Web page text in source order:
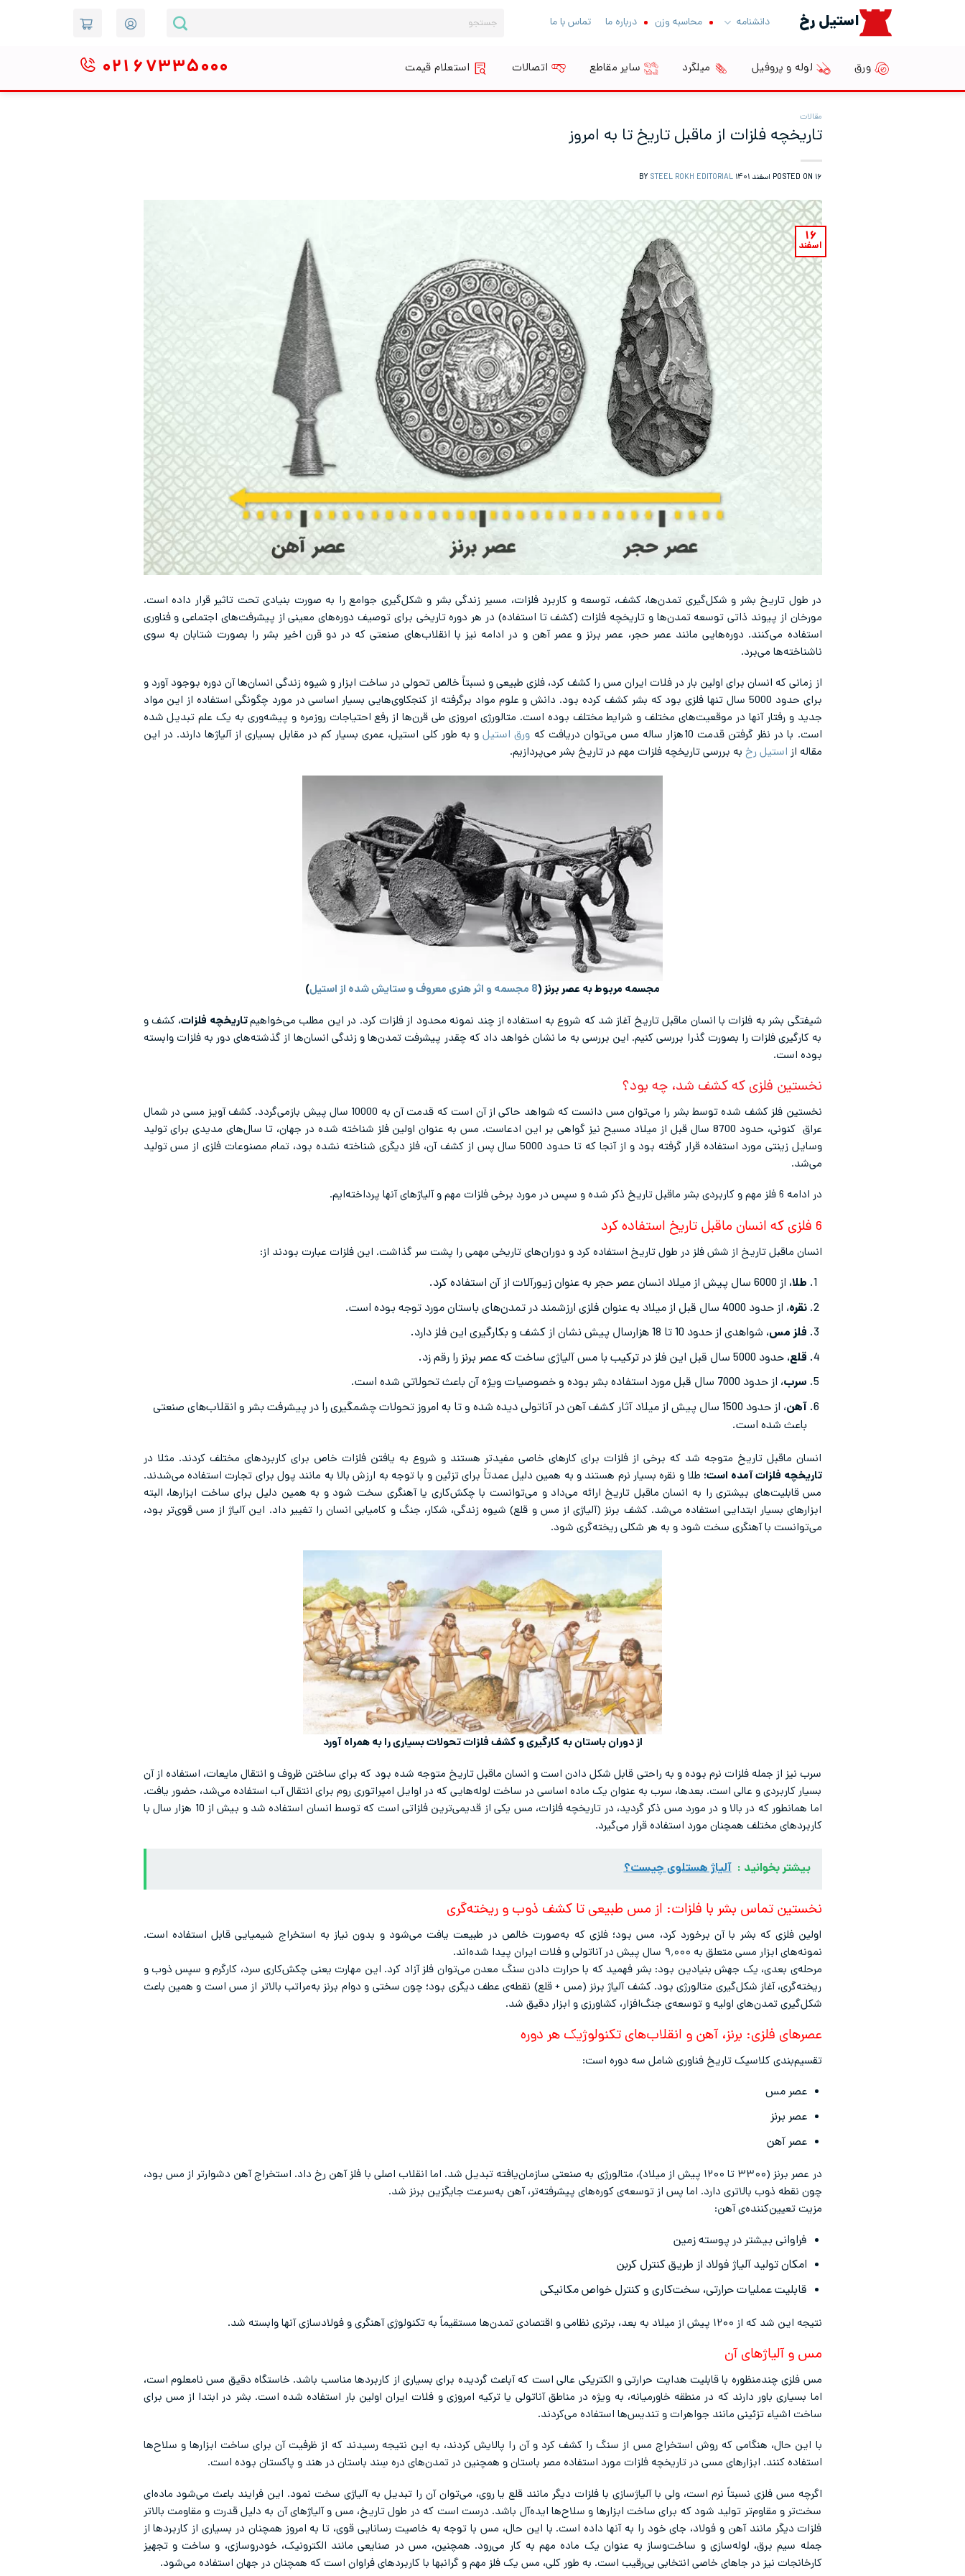
استیل رخ دانشنامه محاسبه وزن درباره ما تماس با ما
برای:
ورق لوله و پروفیل میلگرد سایر مقاطع اتصالات استعلام قیمت ۰۲۱ ۶۷۳۳۵۰۰۰
مقالات
تاریخچه فلزات از ماقبل تاریخ تا به امروز
POSTED ON ۱۶ اسفند ۱۴۰۱ BY
STEEL ROKH EDITORIAL
۱۶
اسفند
در طول تاریخ بشر و شکل‌گیری تمدن‌ها، کشف، توسعه و کاربرد فلزات، مسیر زندگی بشر و شکل‌گیری جوامع را به صورت بنیادی تحت تاثیر قرار داده است.
مورخان از پیوند ذاتی توسعه تمدن‌ها و تاریخچه فلزات (کشف تا استفاده) در هر دوره تاریخی برای توصیف دوره‌های معینی از پیشرفت‌های اجتماعی و فناوری
استفاده می‌کنند. دوره‌هایی مانند عصر حجر، عصر برنز و عصر آهن و در ادامه نیز با انقلاب‌های صنعتی که در دو قرن اخیر بشر را بصورت شتابان به سوی
ناشناخته‌ها می‌برد.
از زمانی که انسان برای اولین بار در فلات ایران مس را کشف کرد، فلزی طبیعی و نسبتاً خالص تحولی در ساخت ابزار و شیوه زندگی انسان‌ها آن دوره بوجود آورد و
برای حدود 5000 سال تنها فلزی بود که بشر کشف کرده بود. دانش و علوم مواد برگرفته از کنجکاوی‌هایی بسیار اساسی در مورد چگونگی استفاده از این مواد
جدید و رفتار آنها در موقعیت‌های مختلف و شرایط مختلف بوده است. متالورژی امروزی طی قرن‌ها از رفع احتیاجات روزمره و پیشه‌وری به یک علم تبدیل شده
است. با در نظر گرفتن قدمت 10هزار ساله مس می‌توان دریافت که
ورق استیلو به طور کلی استیل، عمری بسیار کم در مقابل بسیاری از آلیاژها دارند. در این
مقاله از استیل رخ به بررسی تاریخچه فلزات مهم در تاریخ بشر می‌پردازیم.
مجسمه مربوط به عصر برنز (8 مجسمه و اثر هنری معروف و ستایش شده از استیل
)
شیفتگی بشر به فلزات با انسان ماقبل تاریخ آغاز شد که شروع به استفاده از چند نمونه محدود از فلزات کرد. در این مطلب می‌خواهیمتاریخچه فلزات، کشف و
به کارگیری فلزات را بصورت گذرا بررسی کنیم. این بررسی به ما نشان خواهد داد که چقدر پیشرفت تمدن‌ها و زندگی انسان‌ها از گذشته‌های دور به فلزات وابسته
بوده است.
نخستین فلزی که کشف شد، چه بود؟
نخستین فلز کشف شده توسط بشر را می‌توان مس دانست که شواهد حاکی از آن است که قدمت آن به 10000 سال پیش بازمی‌گردد. کشف آویز مسی در شمال
عراق کنونی، حدود 8700 سال قبل از میلاد مسیح نیز گواهی بر این ادعاست. مس به عنوان اولین فلز شناخته شده در جهان، تا سال‌های مدیدی برای تولید
وسایل زینتی مورد استفاده قرار گرفته بود و از آنجا که تا حدود 5000 سال پس از کشف آن، فلز دیگری شناخته نشده بود، تمام مصنوعات فلزی از مس تولید
می‌شد.
در ادامه 6 فلز مهم و کاربردی بشر ماقبل تاریخ ذکر شده و سپس در مورد برخی فلزات مهم و آلیاژهای آنها پرداخته‌ایم.
6 فلزی که انسان ماقبل تاریخ استفاده کرد
انسان ماقبل تاریخ از شش فلز در طول تاریخ استفاده کرد و دوران‌های تاریخی مهمی را پشت سر گذاشت. این فلزات عبارت بودند از:
طلا، از 6000 سال پیش از میلاد انسان عصر حجر به عنوان زیورآلات از آن استفاده کرد.
نقره، از حدود 4000 سال قبل از میلاد به عنوان فلزی ارزشمند در تمدن‌های باستان مورد توجه بوده است.
فلز مس، شواهدی از حدود 10 تا 18 هزارسال پیش نشان از کشف و بکارگیری این فلز دارد.
قلع، حدود 5000 سال قبل این فلز در ترکیب با مس آلیاژی ساخت که عصر برنز را رقم زد.
سرب، از حدود 7000 سال قبل مورد استفاده بشر بوده و خصوصیات ویژه آن باعث تحولاتی شده است.
آهن
، از حدود 1500 سال پیش از میلاد آثار کشف آهن در آناتولی دیده شده و تا به امروز تحولات چشمگیری را در پیشرفت بشر و انقلاب‌های صنعتی
باعث شده است.
انسان ماقبل تاریخ متوجه شد که برخی از فلزات برای کارهای خاصی مفیدتر هستند و شروع به یافتن فلزات خاص برای کاربردهای مختلف کردند. مثلا در
تاریخچه فلزات آمده است؛ طلا و نقره بسیار نرم هستند و به همین دلیل عمدتاً برای تزئین و با توجه به ارزش بالا به مانند پول برای تجارت استفاده می‌شدند.
مس قابلیت‌های بیشتری را به انسان ماقبل تاریخ ارائه می‌داد و می‌توانست با چکش‌کاری یا آهنگری سخت شود و به همین دلیل برای ساخت ابزارها، البته
ابزارهای بسیار ابتدایی استفاده می‌شد. کشف برنز (آلیاژی از مس و قلع) شیوه زندگی، شکار، جنگ و کامیابی انسان را تغییر داد. این آلیاژ از مس قوی‌تر بود،
می‌توانست با آهنگری سخت شود و به هر شکلی ریخته‌گری شود.
از دوران باستان به کارگیری و کشف فلزات تحولات بسیاری را به همراه آورد
سرب نیز از جمله فلزات نرم بوده و به راحتی قابل شکل دادن است و انسان ماقبل تاریخ متوجه شده بود که برای ساختن ظروف و انتقال مایعات، استفاده از آن
بسیار کاربردی و عالی است. بعدها، سرب به عنوان یک ماده اساسی در ساخت لوله‌هایی که در اوایل امپراتوری روم برای انتقال آب استفاده می‌شد، حضور یافت.
اما همانطور که در بالا و در مورد مس ذکر گردید، در تاریخچه فلزات، مس یکی از قدیمی‌ترین فلزاتی است که توسط انسان استفاده شد و بیش از 10 هزار سال با
کاربردهای مختلف همچنان مورد استفاده قرار می‌گیرد.
بیشتر بخوانید : آلیاژ هستلوی چیست؟
نخستین تماس بشر با فلزات: از مس طبیعی تا کشف ذوب و ریخته‌گری
اولین فلزی که بشر با آن برخورد کرد، مس بود؛ فلزی که به‌صورت خالص در طبیعت یافت می‌شود و بدون نیاز به استخراج شیمیایی قابل استفاده است.
نمونه‌های ابزار مسی متعلق به ۹٬۰۰۰ سال پیش در آناتولی و فلات ایران پیدا شده‌اند.
مرحله‌ی بعدی، یک جهش بنیادین بود: بشر فهمید که با حرارت دادن سنگ معدن می‌توان فلز آزاد کرد. این مهارت یعنی چکش‌کاری سرد، کارگرم و سپس ذوب و
ریخته‌گری، آغاز شکل‌گیری متالورژی بود. کشف آلیاژ برنز (مس + قلع) نقطه‌ی عطف دیگری بود؛ چون سختی و دوام برنز به‌مراتب بالاتر از مس است و همین باعث
شکل‌گیری تمدن‌های اولیه و توسعه‌ی جنگ‌افزار، کشاورزی و ابزار دقیق شد.
عصرهای فلزی: برنز، آهن و انقلاب‌های تکنولوژیک هر دوره
تقسیم‌بندی کلاسیک تاریخ فناوری شامل سه دوره است:
عصر مس
عصر برنز
عصر آهن
در عصر برنز (۳۳۰۰ تا ۱۲۰۰ پیش از میلاد)، متالورژی به صنعتی سازمان‌یافته تبدیل شد. اما انقلاب اصلی با فلز آهن رخ داد. استخراج آهن دشوارتر از مس بود،
چون نقطه ذوب بالاتری دارد. اما پس از توسعه‌ی کوره‌های پیشرفته‌تر، آهن به‌سرعت جایگزین برنز شد.
مزیت تعیین‌کننده‌ی آهن:
فراوانی بیشتر در پوسته زمین
امکان تولید آلیاژ فولاد از طریق کنترل کربن
قابلیت عملیات حرارتی، سخت‌کاری و کنترل خواص مکانیکی
نتیجه این شد که از ۱۲۰۰ پیش از میلاد به بعد، برتری نظامی و اقتصادی تمدن‌ها مستقیماً به تکنولوژی آهنگری و فولادسازی آنها وابسته شد.
مس و آلیاژهای آن
مس فلزی چندمنظوره با قابلیت هدایت حرارتی و الکتریکی عالی است که آباعث گردیده برای بسیاری از کاربردها مناسب باشد. خاستگاه دقیق مس نامعلوم است،
اما بسیاری باور دارند که در منطقه خاورمیانه، به ویژه در مناطق آناتولی یا ترکیه امروزی و فلات ایران اولین بار استفاده شده است. بشر در ابتدا از مس برای
ساخت اشیاء تزئینی مانند جواهرات و تندیس‌ها استفاده می‌کردند.
با این حال، هنگامی که روش استخراج مس از سنگ را کشف کرد و آن را پالایش کردند، به این نتیجه رسیدند که از ظرفیت آن برای ساخت ابزارها و سلاح‌ها
استفاده کنند. ابزارهای مسی در تاریخچه فلزات مورد استفاده مصر باستان و همچنین در تمدن‌های دره سِند باستان در هند و پاکستان بوده است.
اگرچه مس فلزی نسبتاً نرم است، ولی با آلیاژسازی با فلزات دیگر مانند قلع یا روی، می‌توان آن را تبدیل به آلیاژی سخت نمود. این فرایند باعث می‌شود ماده‌ای
سخت‌تر و مقاوم‌تر تولید شود که برای ساخت ابزارها و سلاح‌ها ایده‌آل باشد. درست است که در طول تاریخ، مس و آلیاژهای آن به دلیل قدرت و مقاومت بالاتر
فلزات دیگر مانند آهن و فولاد، جای خود را به آنها داده‌ است. با این حال، مس با توجه به خاصیت رسانایی قوی، تا به امروز همچنان در بسیاری از کاربردها از
جمله سیم برق، لوله‌سازی و ساخت‌وساز به عنوان یک ماده مهم به کار می‌رود. همچنین، مس در صنایعی مانند الکترونیک، خودروسازی، و ساخت و تجهیز
کارخانجات نیز در جاهای خاصی انتخابی بی‌رقیب است. به طور کلی، مس یک فلز مهم و گرانبها با کاربردهای فراوان است که همچنان در جهان استفاده می‌شود.